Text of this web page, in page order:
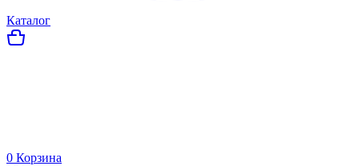
Каталог
0 Корзина